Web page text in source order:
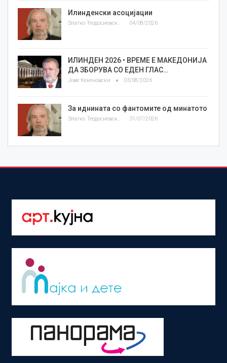
Илинденски асоцијации
Златко Теодосиевски 04/08/2026
ИЛИНДЕН 2026 • ВРЕМЕ Е МАКЕДОНИЈА
ДА ЗБОРУВА СО ЕДЕН ГЛАС…
Јове Кекеновски 03/08/2026
За иднината со фантомите од минатото
Златко Теодосиевски 31/07/2026